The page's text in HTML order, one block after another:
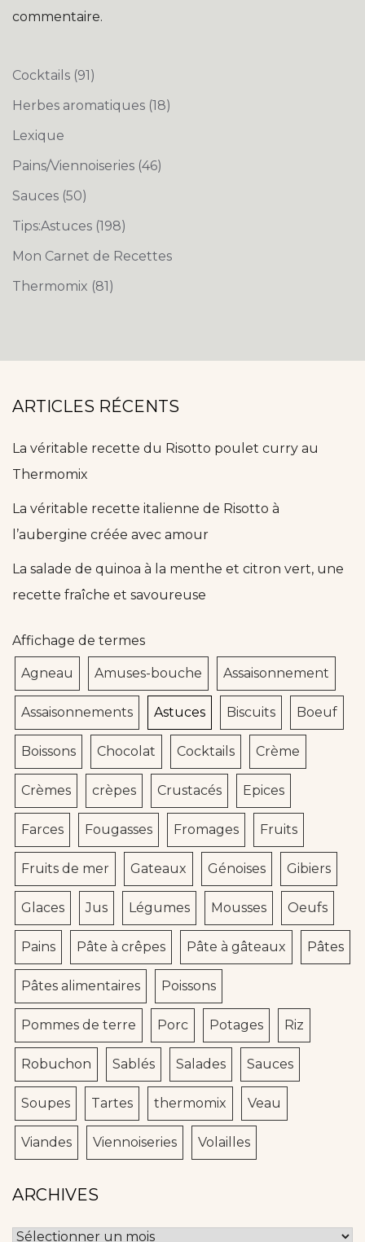
commentaire.
Cocktails (91)
Herbes aromatiques (18)
Lexique
Pains/Viennoiseries (46)
Sauces (50)
Tips:Astuces (198)
Mon Carnet de Recettes
Thermomix (81)
ARTICLES RÉCENTS
La véritable recette du Risotto poulet curry au
Thermomix
La véritable recette italienne de Risotto à
l’aubergine créée avec amour
La salade de quinoa à la menthe et citron vert, une
recette fraîche et savoureuse
Affichage de termes
Agneau Amuses-bouche Assaisonnement
Assaisonnements Astuces Biscuits Boeuf
Boissons Chocolat Cocktails Crème
Crèmes crèpes Crustacés Epices
Farces Fougasses Fromages Fruits
Fruits de mer Gateaux Génoises Gibiers
Glaces Jus Légumes Mousses Oeufs
Pains Pâte à crêpes Pâte à gâteaux Pâtes
Pâtes alimentaires Poissons
Pommes de terre Porc Potages Riz
Robuchon Sablés Salades Sauces
Soupes Tartes thermomix Veau
Viandes Viennoiseries Volailles
ARCHIVES
Archives